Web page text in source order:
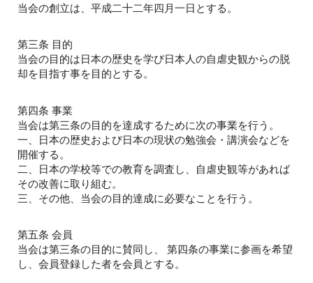
当会の創立は、平成二十二年四月一日とする。
第三条 目的
当会の目的は日本の歴史を学び日本人の自虐史観からの脱
却を目指す事を目的とする。
第四条 事業
当会は第三条の目的を達成するために次の事業を行う。
一、日本の歴史および日本の現状の勉強会・講演会などを
開催する。
二、日本の学校等での教育を調査し、自虐史観等があれば
その改善に取り組む。
三、その他、当会の目的達成に必要なことを行う。
第五条 会員
当会は第三条の目的に賛同し、 第四条の事業に参画を希望
し、会員登録した者を会員とする。